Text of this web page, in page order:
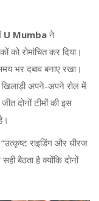
U Mumba ने
रोमांचित कर दिया।
भर दबाव बनाए रखा।
अपने-अपने रोल में
दोनों टीमों की इस
राइडिंग और धीरज
बैठता है क्योंकि दोनों